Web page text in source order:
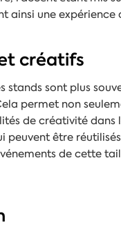
une expérience
créatifs
sont plus
permet non
de créativité
être
de cette